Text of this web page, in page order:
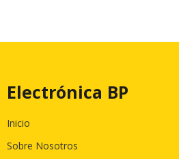
Electrónica BP
Inicio
Sobre Nosotros